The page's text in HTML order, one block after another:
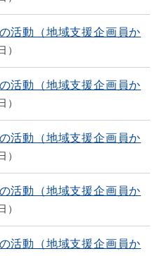
活動（地域支援企画員か
活動（地域支援企画員か
活動（地域支援企画員か
活動（地域支援企画員か
活動（地域支援企画員か